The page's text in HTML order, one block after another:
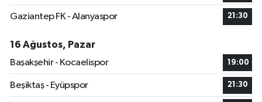
Gaziantep FK - Alanyaspor 21:30
16 Ağustos, Pazar
Başakşehir - Kocaelispor
19:00
Beşiktaş - Eyüpspor 21:30